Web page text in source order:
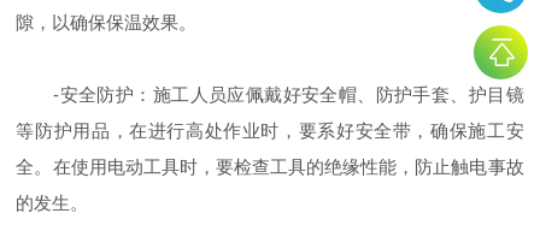
隙，以确保保温效果。
-安全防护：施工人员应佩戴好安全帽、防护手套、护目镜
等防护用品，在进行高处作业时，要系好安全带，确保施工安
全。在使用电动工具时，要检查工具的绝缘性能，防止触电事故
的发生。